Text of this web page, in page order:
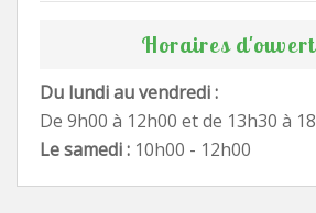
Horaires
Du lundi au vendredi :
De 9h00 à 12h00 et de 13h30 à
Le samedi : 10h00 - 12h00